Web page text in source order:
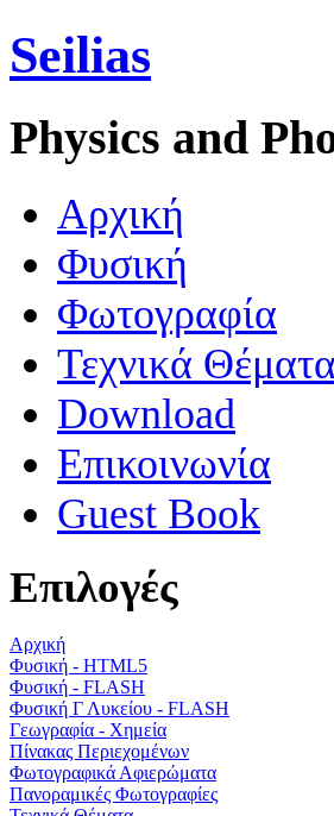
Seilias
Physics and
Aρχική
Φυσική
Φωτογραφία
Τεχνικά Θέματα
Download
Επικοινωνία
Guest Book
Επιλογές
Αρχική
Φυσική - HTML5
Φυσική - FLASH
Φυσική Γ Λυκείου - FLASH
Γεωγραφία - Χημεία
Πίνακας Περιεχομένων
Φωτογραφικά Αφιερώματα
Πανοραμικές Φωτογραφίες